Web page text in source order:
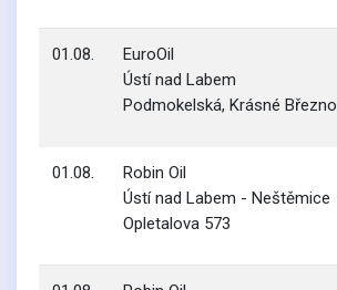
01.08.
EuroOil
Ústí nad Labem
Podmokelská, Krásné Březno
01.08.
Robin Oil
Ústí nad Labem - Neštěmice
Opletalova 573